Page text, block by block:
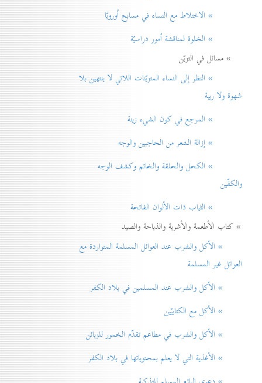
» الاختلاط مع النساء في مسابح اُوروبّا
» الخلوة لمناقشة اُمور دراسيّة
» مسائل في التزيّن
» النظر إلی النساء المتزيّنات اللاتي لا ينتهين بلا
شهوة ولا ريبة
» المرجع في كون الشيء زينة
» إزالة الشعر من الحاجبين والوجه
» الكحل والحلقة والخاتم وكشف الوجه
والكفّين
» الثياب ذات الألوان الفاتحة
» كتاب الأطعمة والأشربة والذباحة والصيد
» الأكل والشرب عند العوائل المسلمة المتواردة مع
العوائل غير المسلمة
» الأكل والشرب عند المسلمين في بلاد الكفر
» الأكل مع الكتابيّين
» الأكل والشرب في مطاعم تقدّم الخمور للزبائن
» الأغذية التي لا يعلم بمحتوياتها في بلاد الكفر